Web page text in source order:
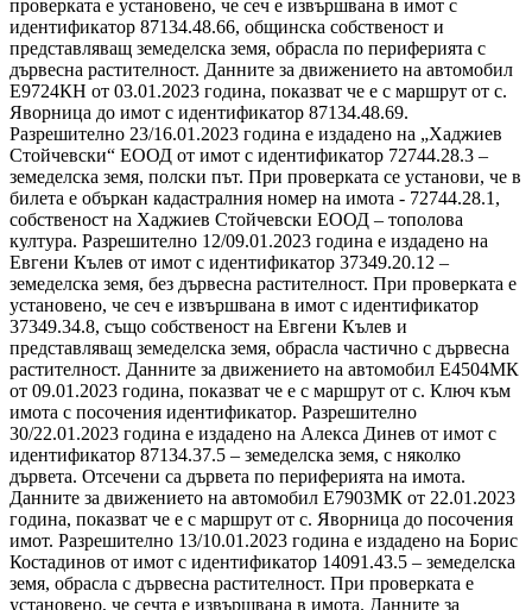
проверката е установено, че сеч е извършвана в имот с
идентификатор 87134.48.66, общинска собственост и
представляващ земеделска земя, обрасла по периферията с
дървесна растителност. Данните за движението на автомобил
Е9724КН от 03.01.2023 година, показват че е с маршрут от с.
Яворница до имот с идентификатор 87134.48.69.
Разрешително 23/16.01.2023 година е издадено на „Хаджиев
Стойчевски“ ЕООД от имот с идентификатор 72744.28.3 –
земеделска земя, полски път. При проверката се установи, че в
билета е объркан кадастралния номер на имота - 72744.28.1,
собственост на Хаджиев Стойчевски ЕООД – тополова
култура. Разрешително 12/09.01.2023 година е издадено на
Евгени Кълев от имот с идентификатор 37349.20.12 –
земеделска земя, без дървесна растителност. При проверката е
установено, че сеч е извършвана в имот с идентификатор
37349.34.8, също собственост на Евгени Кълев и
представляващ земеделска земя, обрасла частично с дървесна
растителност. Данните за движението на автомобил Е4504МК
от 09.01.2023 година, показват че е с маршрут от с. Ключ към
имота с посочения идентификатор. Разрешително
30/22.01.2023 година е издадено на Алекса Динев от имот с
идентификатор 87134.37.5 – земеделска земя, с няколко
дървета. Отсечени са дървета по периферията на имота.
Данните за движението на автомобил Е7903МК от 22.01.2023
година, показват че е с маршрут от с. Яворница до посочения
имот. Разрешително 13/10.01.2023 година е издадено на Борис
Костадинов от имот с идентификатор 14091.43.5 – земеделска
земя, обрасла с дървесна растителност. При проверката е
установено, че сечта е извършвана в имота. Данните за